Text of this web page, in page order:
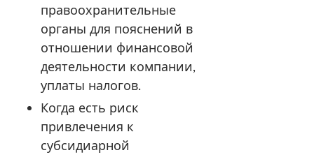
правоохранительные
органы для пояснений в
отношении финансовой
деятельности компании,
уплаты налогов.
Когда есть риск
привлечения к
субсидиарной